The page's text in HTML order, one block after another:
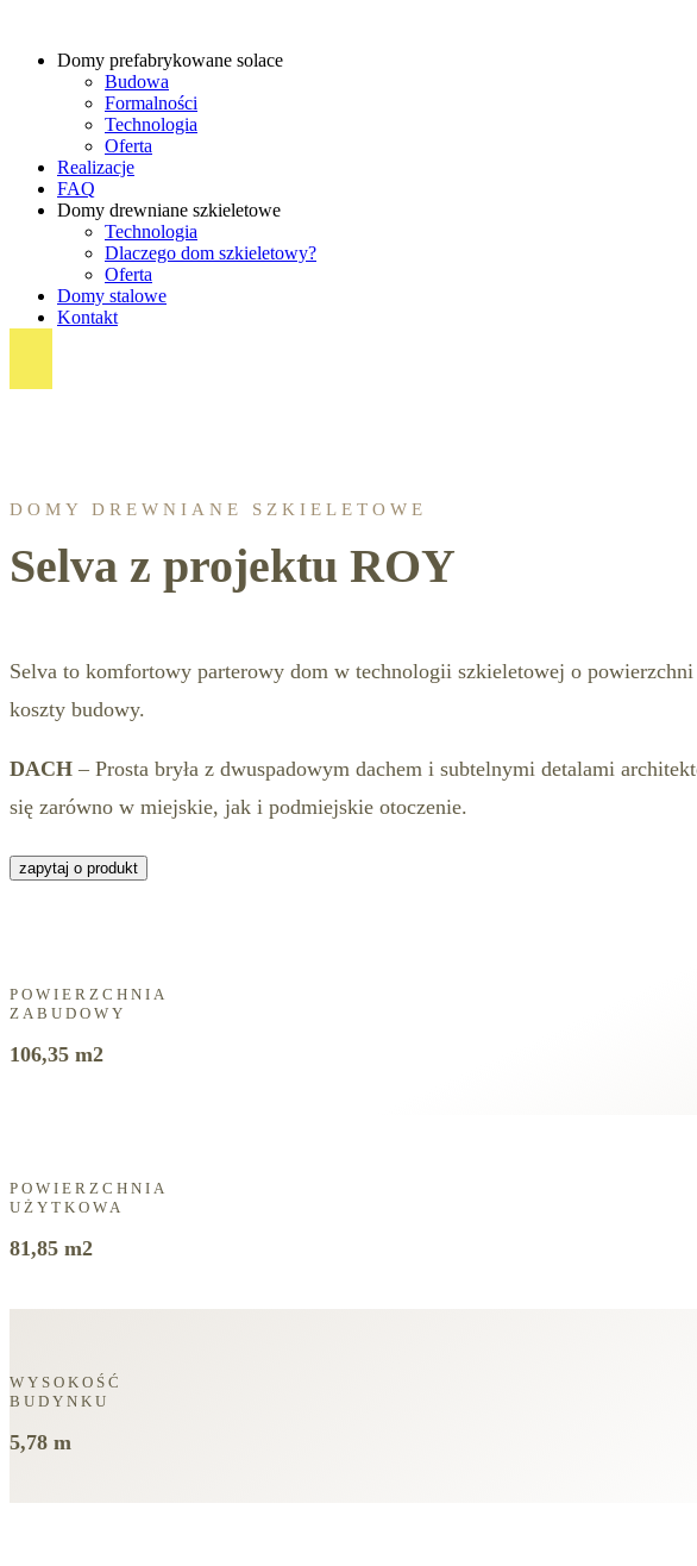
Domy prefabrykowane solace
Budowa
Formalności
Technologia
Oferta
Realizacje
FAQ
Domy drewniane szkieletowe
Technologia
Dlaczego dom szkieletowy?
Oferta
Domy stalowe
Kontakt
DOMY DREWNIANE SZKIELETOWE
Selva z projektu ROY
Selva to komfortowy parterowy dom w technologii szkieletowej o
koszty budowy.
DACH – Prosta bryła z dwuspadowym dachem i subtelnymi detalami
się zarówno w miejskie, jak i podmiejskie otoczenie.
zapytaj o produkt
POWIERZCHNIA
ZABUDOWY
106,35 m2
POWIERZCHNIA
UŻYTKOWA
81,85 m2
WYSOKOŚĆ
BUDYNKU
5,78 m